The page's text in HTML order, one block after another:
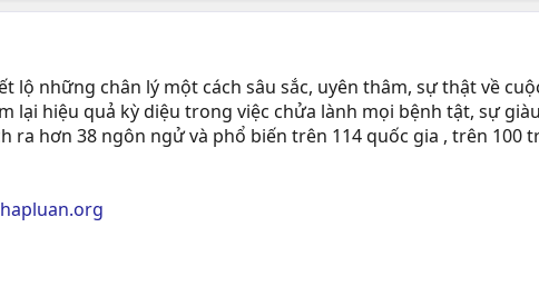
lộ những chân lý một cách sâu sắc, uyên thâm, sự thật về
lại hiệu quả kỳ diệu trong việc chửa lành mọi bệnh tật, sự
ra hơn 38 ngôn ngử và phổ biến trên 114 quốc gia , trên 100